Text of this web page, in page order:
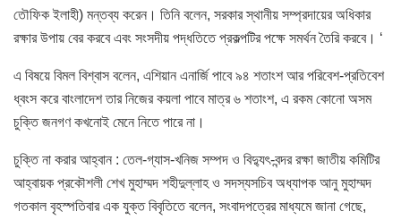
তৌফিক ইলাহী) মন্তব্য করেন। তিনি বলেন, সরকার স্থানীয় সম্প্রদায়ের অধিকার
রক্ষার উপায় বের করবে এবং সংসদীয় পদ্ধতিতে প্রকল্পটির পক্ষে সমর্থন তৈরি করবে। ‘
এ বিষয়ে বিমল বিশ্বাস বলেন, এশিয়ান এনার্জি পাবে ৯৪ শতাংশ আর পরিবেশ-প্রতিবেশ
ধ্বংস করে বাংলাদেশ তার নিজের কয়লা পাবে মাত্র ৬ শতাংশ, এ রকম কোনো অসম
চুক্তি জনগণ কখনোই মেনে নিতে পারে না।
চুক্তি না করার আহ্বান : তেল-গ্যাস-খনিজ সম্পদ ও বিদ্যুৎ-বন্দর রক্ষা জাতীয় কমিটির
আহ্বায়ক প্রকৌশলী শেখ মুহাম্মদ শহীদুল্লাহ ও সদস্যসচিব অধ্যাপক আনু মুহাম্মদ
গতকাল বৃহস্পতিবার এক যুক্ত বিবৃতিতে বলেন, সংবাদপত্রের মাধ্যমে জানা গেছে,